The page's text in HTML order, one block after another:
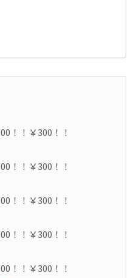
！！￥300！！
！！￥300！！
！！￥300！！
！！￥300！！
！！￥300！！